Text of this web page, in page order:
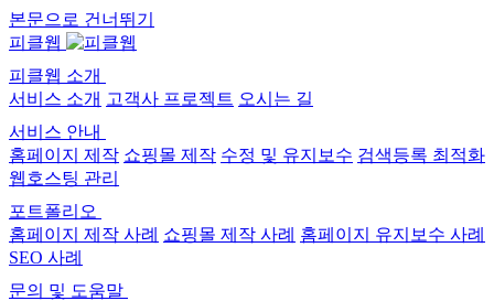
본문으로 건너뛰기
피클웹
피클웹 소개
서비스 소개 고객사 프로젝트 오시는 길
서비스 안내
홈페이지 제작 쇼핑몰 제작 수정 및 유지보수 검색등록 최적화
웹호스팅 관리
포트폴리오
홈페이지 제작 사례 쇼핑몰 제작 사례 홈페이지 유지보수 사례
SEO 사례
문의 및 도움말